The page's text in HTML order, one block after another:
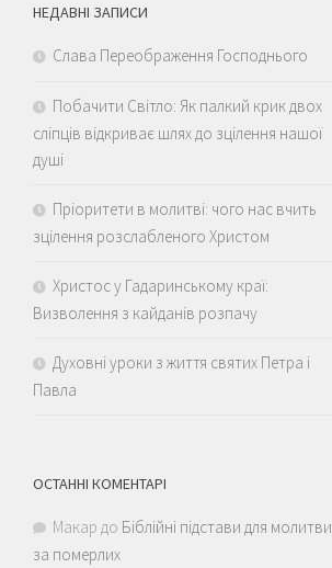
НЕДАВНІ ЗАПИСИ
Слава Переображення Господнього
Побачити Світло: Як палкий крик двох
сліпців відкриває шлях до зцілення нашої
душі
Пріоритети в молитві: чого нас вчить
зцілення розслабленого Христом
Христос у Гадаринському краї:
Визволення з кайданів розпачу
Духовні уроки з життя святих Петра і
Павла
ОСТАННІ КОМЕНТАРІ
Макар до Біблійні підстави для молитви
за померлих